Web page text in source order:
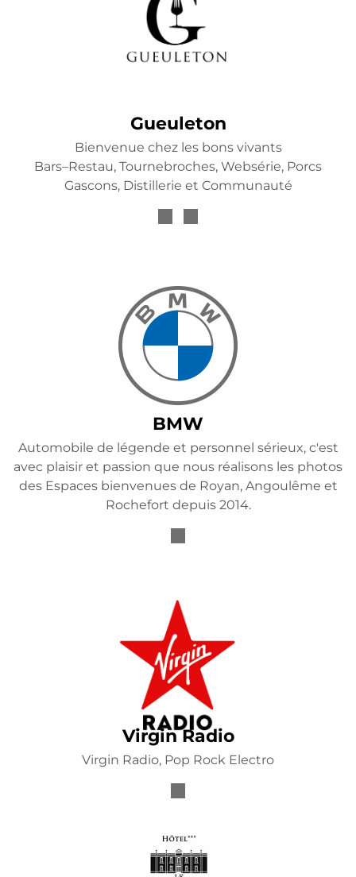
Gueuleton
Bienvenue chez les bons vivants
Bars–Restau, Tournebroches, Websérie, Porcs
Gascons, Distillerie et Communauté
BMW
Automobile de légende et personnel sérieux, c'est
avec plaisir et passion que nous réalisons les photos
des Espaces bienvenues de Royan, Angoulême et
Rochefort depuis 2014.
Virgin Radio
Virgin Radio, Pop Rock Electro